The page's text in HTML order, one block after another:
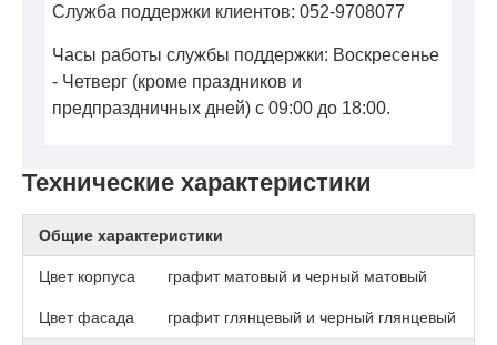
Технические характеристики
Общие характеристики
Цвет корпуса графит матовый и черный матовый
Цвет фасада графит глянцевый и черный глянцевый
Служба поддержки клиентов: 052-9708077
Часы работы службы поддержки: Воскресенье
- Четверг (кроме праздников и
предпраздничных дней) с 09:00 до 18:00.